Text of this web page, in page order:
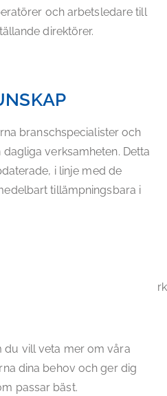
och arbetsledare till
direktörer.
branschspecialister och
verksamheten. Detta
i linje med de
tillämpningsbara i
du vill veta mer om våra
dina behov och ger dig
passar bäst.